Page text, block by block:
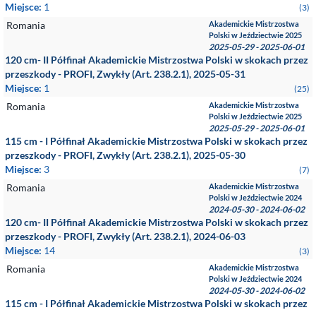
Miejsce: 1 (3)
Romania
Akademickie Mistrzostwa
Polski w Jeździectwie 2025
2025-05-29 - 2025-06-01
120 cm- II Półfinał Akademickie Mistrzostwa Polski w skokach przez
przeszkody - PROFI, Zwykły (Art. 238.2.1), 2025-05-31
Miejsce: 1 (25)
Romania
Akademickie Mistrzostwa
Polski w Jeździectwie 2025
2025-05-29 - 2025-06-01
115 cm - I Półfinał Akademickie Mistrzostwa Polski w skokach przez
przeszkody - PROFI, Zwykły (Art. 238.2.1), 2025-05-30
Miejsce: 3 (7)
Romania
Akademickie Mistrzostwa
Polski w Jeździectwie 2024
2024-05-30 - 2024-06-02
120 cm- II Półfinał Akademickie Mistrzostwa Polski w skokach przez
przeszkody - PROFI, Zwykły (Art. 238.2.1), 2024-06-03
Miejsce: 14 (3)
Romania
Akademickie Mistrzostwa
Polski w Jeździectwie 2024
2024-05-30 - 2024-06-02
115 cm - I Półfinał Akademickie Mistrzostwa Polski w skokach przez